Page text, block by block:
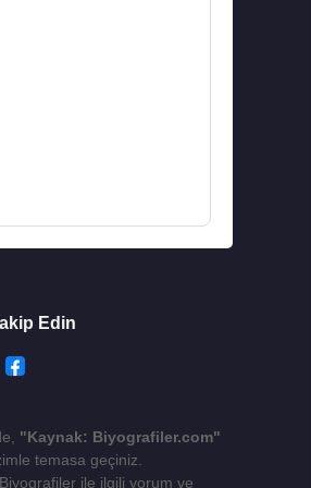
Edin
"Kaynak: Biyografiler.com"
temasa geçiniz.
ile ilgili yorum ve